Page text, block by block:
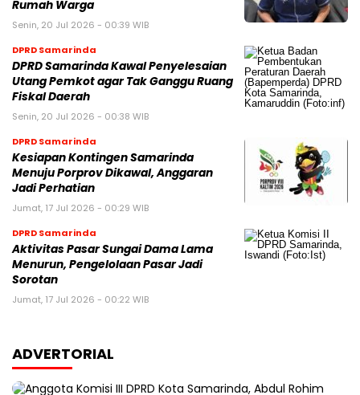
Rumah Warga
Senin, 20 Jul 2026 - 00:39 WIB
DPRD Samarinda
DPRD Samarinda Kawal Penyelesaian
Utang Pemkot agar Tak Ganggu Ruang
Fiskal Daerah
Senin, 20 Jul 2026 - 00:38 WIB
DPRD Samarinda
Kesiapan Kontingen Samarinda
Menuju Porprov Dikawal, Anggaran
Jadi Perhatian
Jumat, 17 Jul 2026 - 00:29 WIB
DPRD Samarinda
Aktivitas Pasar Sungai Dama Lama
Menurun, Pengelolaan Pasar Jadi
Sorotan
Jumat, 17 Jul 2026 - 00:22 WIB
ADVERTORIAL